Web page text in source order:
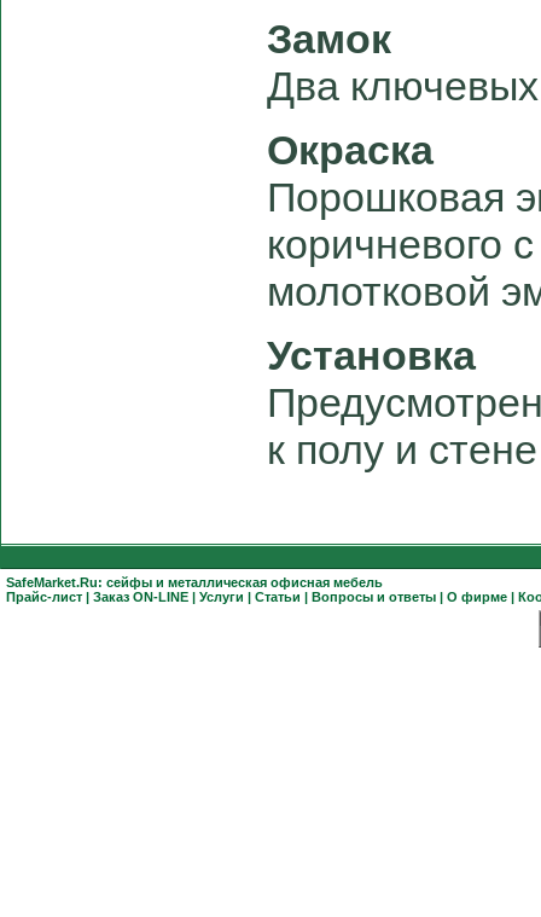
Замок
Два ключевых
Окраска
Порошковая
коричневого
молотковой
Установка
к полу и
SafeMarket.Ru: сейфы и металлическая офисная мебель
Прайс-лист | Заказ ON-LINE | Услуги | Статьи | Вопросы и ответы | О фирме |